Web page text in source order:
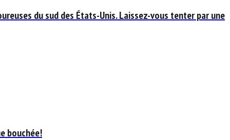
du sud des États-Unis. Laissez-vous tenter par une
bouchée!